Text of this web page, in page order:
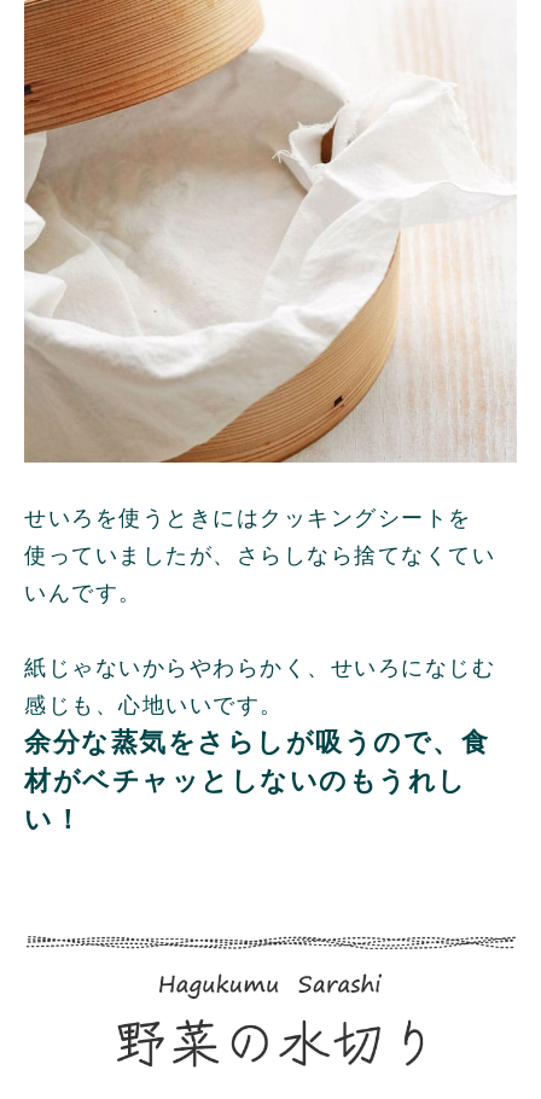
せいろを使うときにはクッキングシートを
使っていましたが、さらしなら捨てなくてい
いんです。
紙じゃないからやわらかく、せいろになじむ
感じも、心地いいです。
余分な蒸気をさらしが吸うので、食
材がベチャッとしないのもうれし
い！